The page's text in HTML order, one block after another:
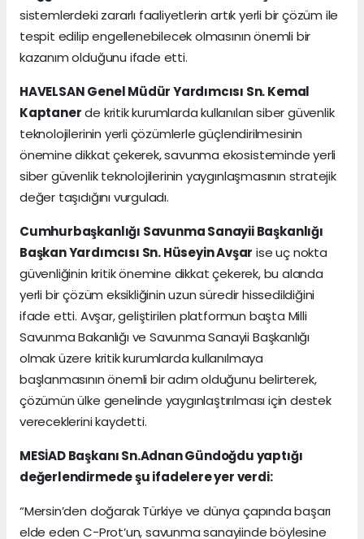
sistemlerdeki zararlı faaliyetlerin artık yerli bir çözüm ile
tespit edilip engellenebilecek olmasının önemli bir
kazanım olduğunu ifade etti.
HAVELSAN Genel Müdür Yardımcısı Sn. Kemal
Kaptanerde kritik kurumlarda kullanılan siber güvenlik
teknolojilerinin yerli çözümlerle güçlendirilmesinin
önemine dikkat çekerek, savunma ekosisteminde yerli
siber güvenlik teknolojilerinin yaygınlaşmasının stratejik
değer taşıdığını vurguladı.
Cumhurbaşkanlığı Savunma Sanayii Başkanlığı
Başkan Yardımcısı Sn. Hüseyin Avşar ise uç nokta
güvenliğinin kritik önemine dikkat çekerek, bu alanda
yerli bir çözüm eksikliğinin uzun süredir hissedildiğini
ifade etti. Avşar, geliştirilen platformun başta Milli
Savunma Bakanlığı ve Savunma Sanayii Başkanlığı
olmak üzere kritik kurumlarda kullanılmaya
başlanmasının önemli bir adım olduğunu belirterek,
çözümün ülke genelinde yaygınlaştırılması için destek
vereceklerini kaydetti.
MESİAD Başkanı Sn.Adnan Gündoğdu yaptığı
değerlendirmede şu ifadelere yer verdi:
“Mersin’den doğarak Türkiye ve dünya çapında başarı
elde eden C-Prot’un, savunma sanayiinde böylesine